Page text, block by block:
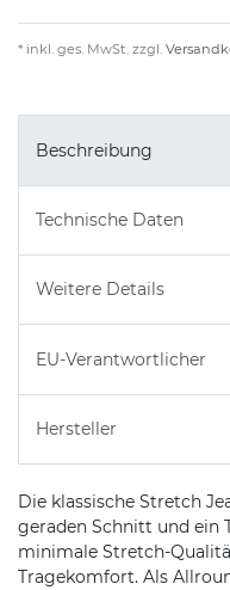
* inkl. ges. MwSt. zzgl.
Beschreibung
Technische Daten
Weitere Details
EU-Verantwortlicher
Hersteller
Die klassische Stretch
geraden Schnitt und ein
minimale Stretch-
Tragekomfort. Als